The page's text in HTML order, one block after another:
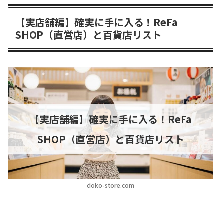
【実店舗編】確実に手に入る！ReFa
SHOP（直営店）と百貨店リスト
doko-store.com
【実店舗編】確実に手に入る！ReFa
SHOP（直営店）と百貨店リスト